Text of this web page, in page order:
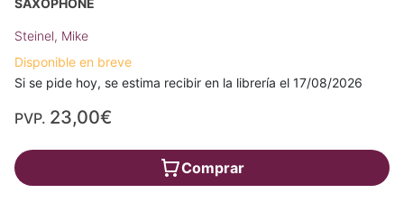
SAXOPHONE
Steinel, Mike
Disponible en breve
Si se pide hoy, se estima recibir en la librería el 17/08/2026
PVP. 23,00€
Comprar